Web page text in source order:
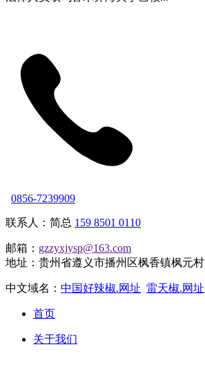
0856-7239909
联系人：简总 159 8501 0110
邮箱： gzzyxjysp@163.com
地址：贵州省遵义市播州区枫香镇枫元村
中文域名： 中国好辣椒.网址 雷天椒.网址
首页
关于我们